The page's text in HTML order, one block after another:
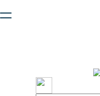
безопасную работу с